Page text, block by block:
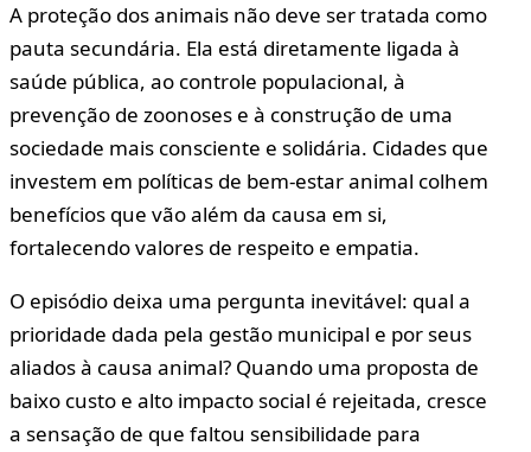
A proteção dos animais não deve ser tratada como
pauta secundária. Ela está diretamente ligada à
saúde pública, ao controle populacional, à
prevenção de zoonoses e à construção de uma
sociedade mais consciente e solidária. Cidades que
investem em políticas de bem-estar animal colhem
benefícios que vão além da causa em si,
fortalecendo valores de respeito e empatia.
O episódio deixa uma pergunta inevitável: qual a
prioridade dada pela gestão municipal e por seus
aliados à causa animal? Quando uma proposta de
baixo custo e alto impacto social é rejeitada, cresce
a sensação de que faltou sensibilidade para